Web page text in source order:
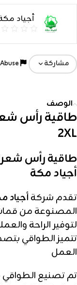
أجياد
مشاركة
الوصف
طاقية رأس
2XL
أجياد مكة
تقدم شركةأجياد
المصنوعة من
لتوفير الراحة
تتميز الطواقي
العمل
تم تصنيع